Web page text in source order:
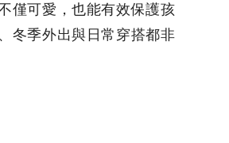
僅可愛，也能有效保護孩
冬季外出與日常穿搭都非